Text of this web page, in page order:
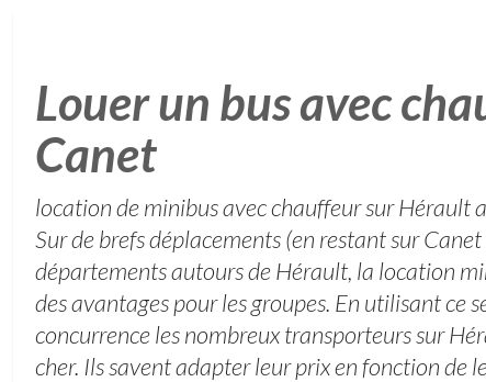
Louer un bus avec
Canet
location de minibus avec chauffeur sur Hérault
Sur de brefs déplacements (en restant sur
départements autours de Hérault, la location
des avantages pour les groupes. En utilisant ce
concurrence les nombreux transporteurs sur
cher. Ils savent adapter leur prix en fonction de